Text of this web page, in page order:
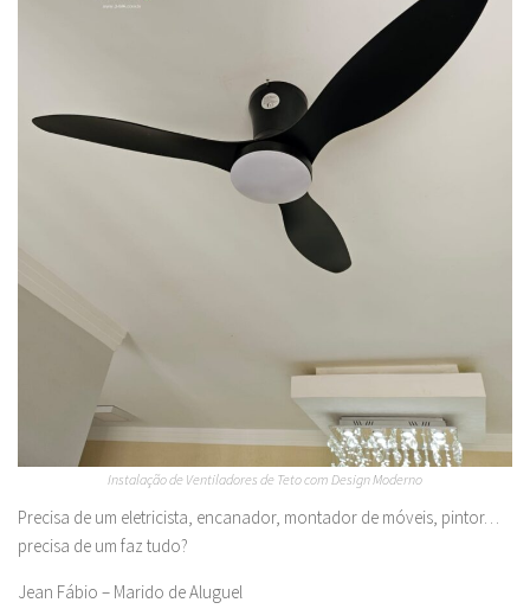
Instalação de Ventiladores de Teto com Design Moderno
Precisa de um eletricista, encanador, montador de móveis, pintor…
precisa de um faz tudo?
Jean Fábio – Marido de Aluguel